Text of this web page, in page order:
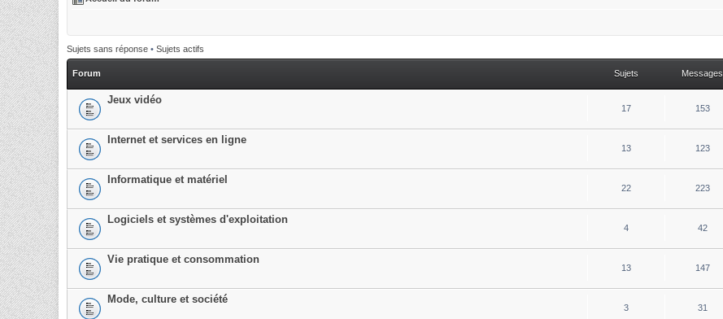
Sujets sans réponse • Sujets actifs
Forum Sujets Messages
Jeux vidéo
17 153
Internet et services en ligne
13 123
Informatique et matériel
22 223
Logiciels et systèmes d'exploitation
4 42
Vie pratique et consommation
13 147
Mode, culture et société
3 31